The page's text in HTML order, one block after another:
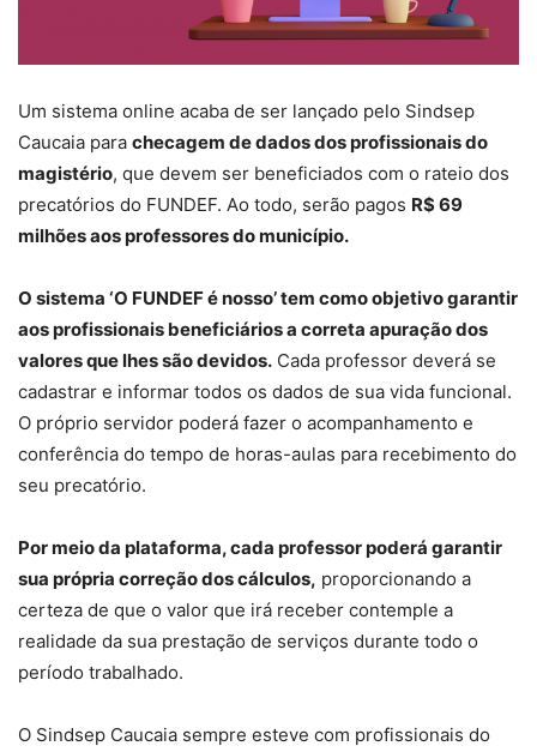
Um sistema online acaba de ser lançado pelo Sindsep
Caucaia para checagem de dados dos profissionais do
magistério, que devem ser beneficiados com o rateio dos
precatórios do FUNDEF. Ao todo, serão pagos R$ 69
milhões aos professores do município.
O sistema ‘O FUNDEF é nosso’ tem como objetivo garantir
aos profissionais beneficiários a correta apuração dos
valores que lhes são devidos. Cada professor deverá se
cadastrar e informar todos os dados de sua vida funcional.
O próprio servidor poderá fazer o acompanhamento e
conferência do tempo de horas-aulas para recebimento do
seu precatório.
Por meio da plataforma, cada professor poderá garantir
sua própria correção dos cálculos, proporcionando a
certeza de que o valor que irá receber contemple a
realidade da sua prestação de serviços durante todo o
período trabalhado.
O Sindsep Caucaia sempre esteve com profissionais do